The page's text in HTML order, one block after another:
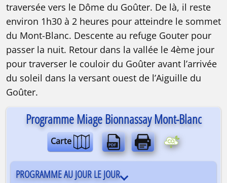
Alpinisme | 4051m - 4810m | 4 jours
traversée vers le Dôme du Goûter. De là, il reste
environ 1h30 à 2 heures pour atteindre le sommet
du Mont-Blanc. Descente au refuge Gouter pour
passer la nuit. Retour dans la vallée le 4ème jour
pour traverser le couloir du Goûter avant l’arrivée
du soleil dans la versant ouest de l’Aiguille du
Goûter.
Programme Miage Bionnassay Mont-Blanc
Carte
PROGRAMME AU JOUR LE JOUR